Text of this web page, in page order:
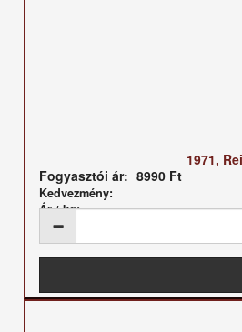
1971,
Fogyasztói ár: 8990 Ft
Kedvezmény:
Ár / kg: